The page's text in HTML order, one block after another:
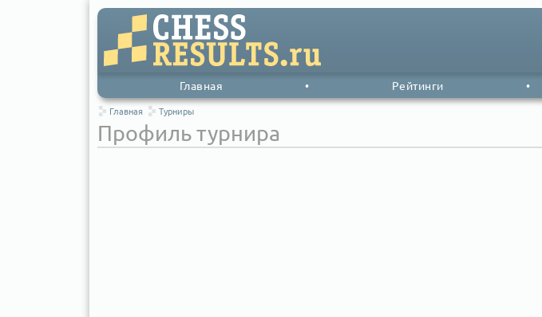
Главная • Рейтинги •
Главная Турниры
Профиль турнира